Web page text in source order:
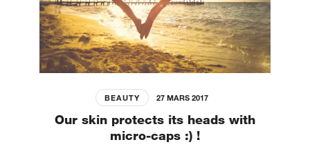
BEAUTY 27 MARS 2017
Our skin protects its heads with
micro-caps :) !